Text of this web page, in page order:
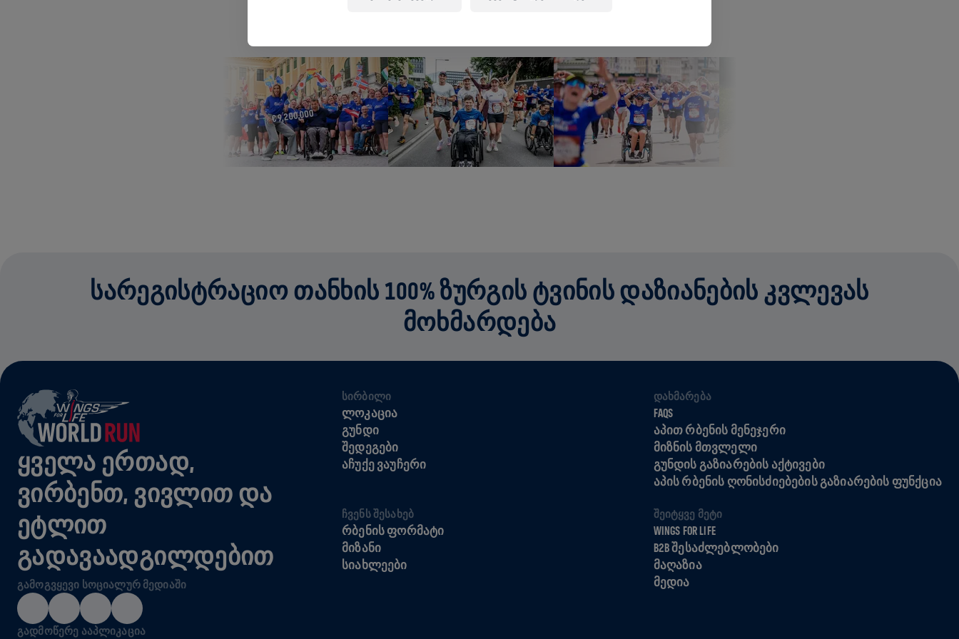
ᲡᲐᲠᲔᲒᲘᲡᲢᲠᲐᲪᲘᲝ ᲗᲐᲜᲮᲘᲡ 100% ᲖᲣᲠᲒᲘᲡ ᲢᲕᲘᲜᲘᲡ ᲓᲐᲖᲘᲐᲜᲔᲑᲘᲡ ᲙᲕᲚᲔᲕᲐᲡ
ᲛᲝᲮᲛᲐᲠᲓᲔᲑᲐ
ᲧᲕᲔᲚᲐ ᲔᲠᲗᲐᲓ,
ᲕᲘᲠᲑᲔᲜᲗ, ᲕᲘᲕᲚᲘᲗ ᲓᲐ
ᲔᲢᲚᲘᲗ
ᲒᲐᲓᲐᲕᲐᲐᲓᲒᲘᲚᲓᲔᲑᲘᲗ
ᲒᲐᲛᲝᲒᲕᲧᲔᲕᲘ ᲡᲝᲪᲘᲐᲚᲣᲠ ᲛᲔᲓᲘᲐᲨᲘ
ᲒᲐᲓᲛᲝᲬᲔᲠᲔ ᲐᲐᲞᲚᲘᲙᲐᲪᲘᲐ
ᲡᲘᲠᲑᲘᲚᲘ
ᲚᲝᲙᲐᲪᲘᲐ
ᲒᲣᲜᲓᲘ
ᲨᲔᲓᲔᲒᲔᲑᲘ
ᲐᲩᲣᲥᲔ ᲕᲐᲣᲩᲔᲠᲘ
ᲓᲐᲮᲛᲐᲠᲔᲑᲐ
FAQS
ᲐᲞᲘᲗ ᲠᲑᲔᲜᲘᲡ ᲛᲔᲜᲔᲯᲔᲠᲘ
ᲛᲘᲖᲜᲘᲡ ᲛᲗᲕᲚᲔᲚᲘ
ᲒᲣᲜᲓᲘᲡ ᲒᲐᲖᲘᲐᲠᲔᲑᲘᲡ ᲐᲥᲢᲘᲕᲔᲑᲘ
ᲐᲞᲘᲡ ᲠᲑᲔᲜᲘᲡ ᲦᲝᲜᲘᲡᲫᲘᲔᲑᲔᲑᲘᲡ ᲒᲐᲖᲘᲐᲠᲔᲑᲘᲡ ᲤᲣᲜᲥᲪᲘᲐ
ᲩᲕᲔᲜᲡ ᲨᲔᲡᲐᲮᲔᲑ
ᲠᲑᲔᲜᲘᲡ ᲤᲝᲠᲛᲐᲢᲘ
ᲛᲘᲖᲐᲜᲘ
ᲡᲘᲐᲮᲚᲔᲔᲑᲘ
ᲨᲔᲘᲢᲧᲕᲔ ᲛᲔᲢᲘ
WINGS FOR LIFE
B2B ᲨᲔᲡᲐᲫᲚᲔᲑᲚᲝᲑᲔᲑᲘ
ᲛᲐᲦᲐᲖᲘᲐ
ᲛᲔᲓᲘᲐ